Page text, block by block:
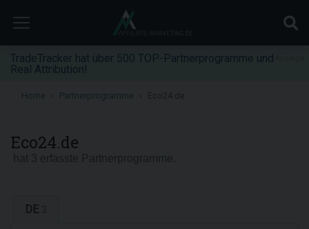
TradeTracker hat über 500 TOP-Partnerprogramme und
Real Attribution!
Home Partnerprogramme
Eco24.de
DE